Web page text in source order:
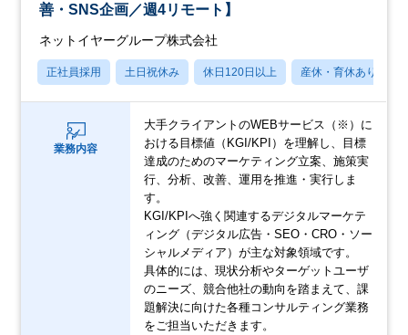
善・SNS企画／週4リモート】
ネットイヤーグループ株式会社
正社員採用 土日祝休み 休日120日以上 産休・育休あり
業務内容
大手クライアントのWEBサービス（※）に
おける目標値（KGI/KPI）を理解し、目標
達成のためのマーケティング立案、施策実
行、分析、改善、運用を推進・実行しま
す。
KGI/KPIへ強く関連するデジタルマーケテ
ィング（デジタル広告・SEO・CRO・ソー
シャルメディア）が主な対象領域です。
具体的には、現状分析やターゲットユーザ
のニーズ、競合他社の動向を踏まえて、課
題解決に向けた各種コンサルティング業務
をご担当いただきます。